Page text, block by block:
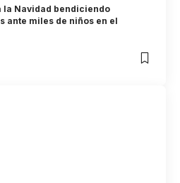
la Navidad bendiciendo
ante miles de niños en el